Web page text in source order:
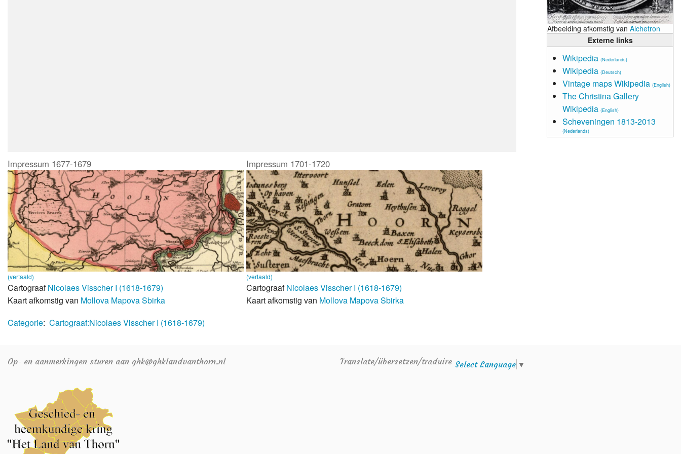
Afbeelding afkomstig van Alchetron
Externe links
Wikipedia (Nederlands)
Wikipedia (Deutsch)
Vintage maps Wikipedia (English)
The Christina Gallery
Wikipedia (English)
Scheveningen 1813-2013
(Nederlands)
Impressum 1677-1679
(vertaald)
CartograafNicolaes Visscher I (1618-1679)
Kaart afkomstig van Mollova Mapova Sbirka
Impressum 1701-1720
(vertaald)
CartograafNicolaes Visscher I (1618-1679)
Kaart afkomstig van Mollova Mapova Sbirka
Categorie: Cartograaf:Nicolaes Visscher I (1618-1679)
Op- en aanmerkingen sturen aan ghk@ghklandvanthorn.nl Translate/übersetzen/traduire Select Language ▼